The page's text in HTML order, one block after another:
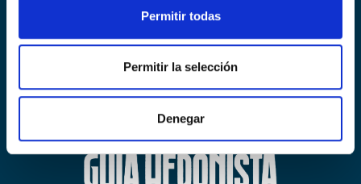
Permitir todas
Permitir la selección
Denegar
Colabora: